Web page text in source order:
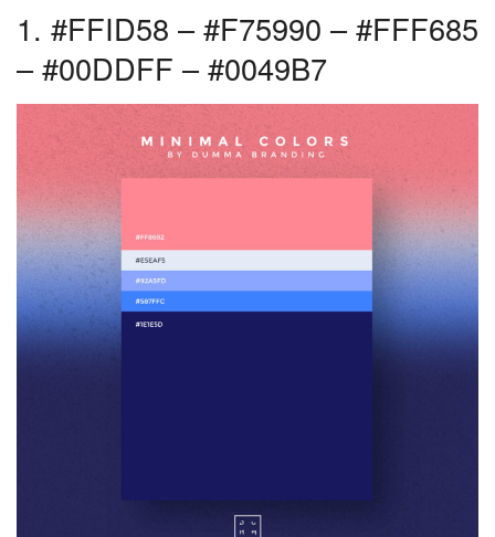
1. #FFID58 – #F75990 – #FFF685
– #00DDFF – #0049B7